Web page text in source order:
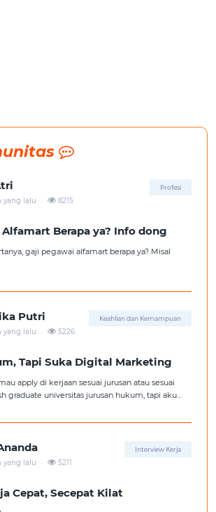
Profesi
yang lalu . 8215
Berapa ya? Info dong
gaji pegawai alfamart berapa ya? Misal
Putri Keahlian dan Kemampuan
yang lalu . 5226
Tapi Suka Digital Marketing
apply di kerjaan sesuai jurusan atau sesuai
graduate universitas jurusan hukum, tapi aku
jurusan.
Interview Kerja
yang lalu . 5211
Cepat, Secepat Kilat